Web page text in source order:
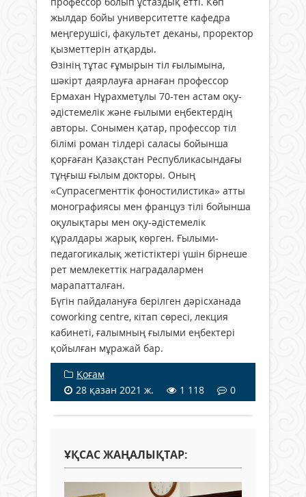
жылдар бойы университетте кафедра
меңгерушісі, факультет деканы, проректор
қызметтерін атқарды.
Өзінің тұтас ғұмырын тіл ғылымына,
шәкірт даярлауға арнаған профессор
Ермахан Нұрахметұлы 70-тен астам оқу-
әдістемелік және ғылыми еңбектердің
авторы. Сонымен қатар, профессор тіл
білімі роман тілдері саласы бойынша
қорғаған Қазақстан Республикасындағы
тұңғыш ғылым докторы. Оның
«Супрасегменттік фоностилистика» атты
монографиясы мен француз тілі бойынша
оқулықтары мен оқу-әдістемелік
құралдары жарық көрген. Ғылыми-
педагогикалық жетістіктері үшін бірнеше
рет мемлекеттік наградалармен
марапатталған.
Бүгін пайдалануға берілген дәрісханада
coworking centre, кітап сөресі, лекция
кабинеті, ғалымның ғылыми еңбектері
қойылған мұражай бар.
Қоғам
28 қазан 2021 ж.
1 118 0
ҰҚСАС ЖАҢАЛЫҚТАР: